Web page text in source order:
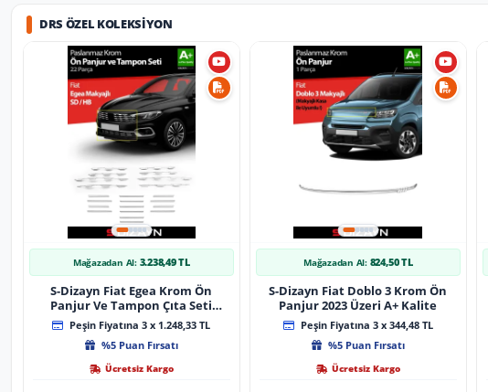
DRS ÖZEL KOLEKSIYON
Mağazadan Al: 3.238,49 TL
S-Dizayn Fiat Egea Krom Ön
Panjur Ve Tampon Çıta Seti
Diamond Model 22 Prç. 2020
Üzeri (Parlak Krom)
Peşin Fiyatına 3 x 1.248,33 TL
%5 Puan Fırsatı
Ücretsiz Kargo
Mağazadan Al: 824,50 TL
S-Dizayn Fiat Doblo 3 Krom Ön
Panjur 2023 Üzeri A+ Kalite
Peşin Fiyatına 3 x 344,48 TL
%5 Puan Fırsatı
Ücretsiz Kargo